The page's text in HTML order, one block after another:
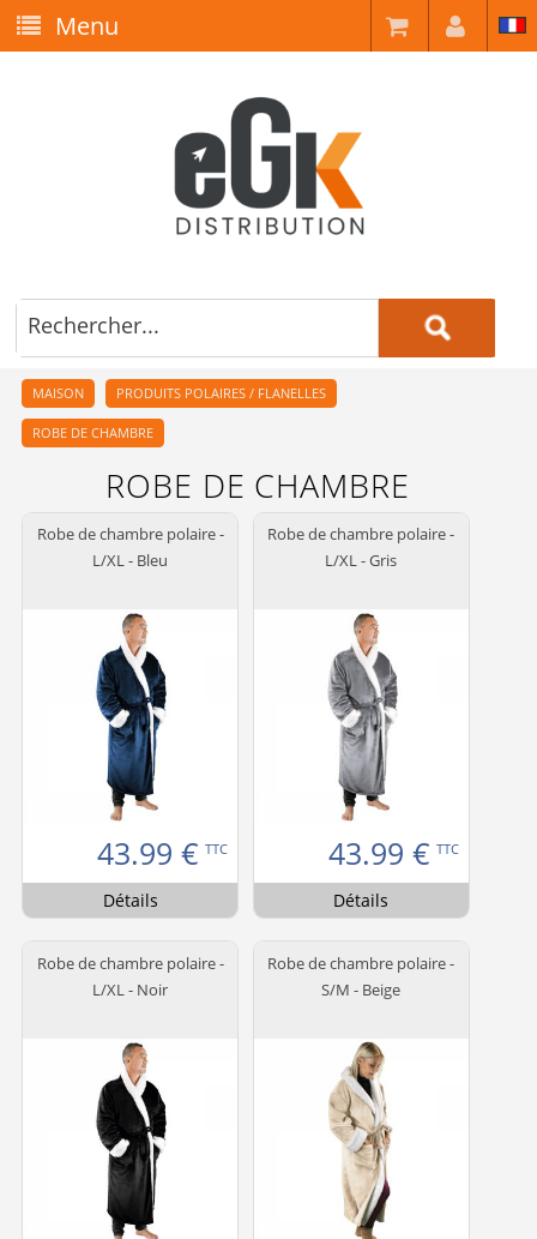
Menu
MAISON PRODUITS POLAIRES / FLANELLES
ROBE DE CHAMBRE
ROBE DE CHAMBRE
Robe de chambre polaire -
L/XL - Bleu
43.99 € TTC
Détails
Robe de chambre polaire -
L/XL - Gris
43.99 € TTC
Détails
Robe de chambre polaire -
L/XL - Noir
Robe de chambre polaire -
S/M - Beige